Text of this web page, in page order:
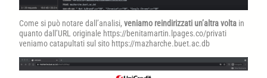
Come si può notare dall’analisi, veniamo reindirizzati un’altra volta in
quanto dall’URL originale https://benitamartin.lpages.co/privati
veniamo catapultati sul sito https://mazharche.buet.ac.db